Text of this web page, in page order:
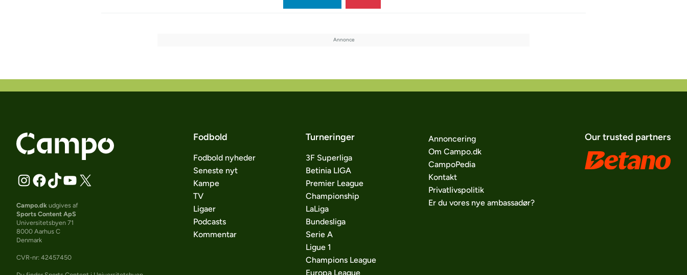
Campo.dk udgives af
Sports Content ApS
Universitetsbyen 71
8000 Aarhus C
Denmark
CVR-nr: 42457450
Fodbold
Fodbold nyheder
Seneste nyt
Kampe
TV
Ligaer
Podcasts
Kommentar
Turneringer
3F Superliga
Betinia LIGA
Premier League
Championship
LaLiga
Bundesliga
Serie A
Ligue 1
Champions League
Europa League
Annoncering
Om Campo.dk
CampoPedia
Kontakt
Privatlivspolitik
Er du vores nye ambassadør?
Our trusted partners